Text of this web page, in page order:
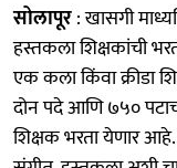
सोलापूर: खासगी
हस्तकला शिक्षकांची
एक कला किंवा क्रीडा
दोन पदे आणि ७५०
शिक्षक भरता येणार